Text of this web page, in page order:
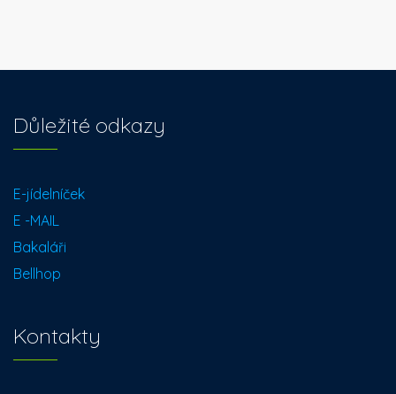
Důležité odkazy
E-jídelníček
E -MAIL
Bakaláři
Bellhop
Kontakty